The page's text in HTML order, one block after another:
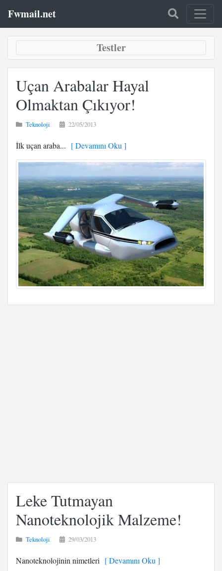
Fwmail.net
Testler
Uçan Arabalar Hayal
Olmaktan Çıkıyor!
Teknoloji 22/05/2013
İlk uçan araba... [ Devamını Oku ]
Leke Tutmayan
Nanoteknolojik Malzeme!
Teknoloji 29/03/2013
Nanoteknolojinin nimetleri [ Devamını Oku ]